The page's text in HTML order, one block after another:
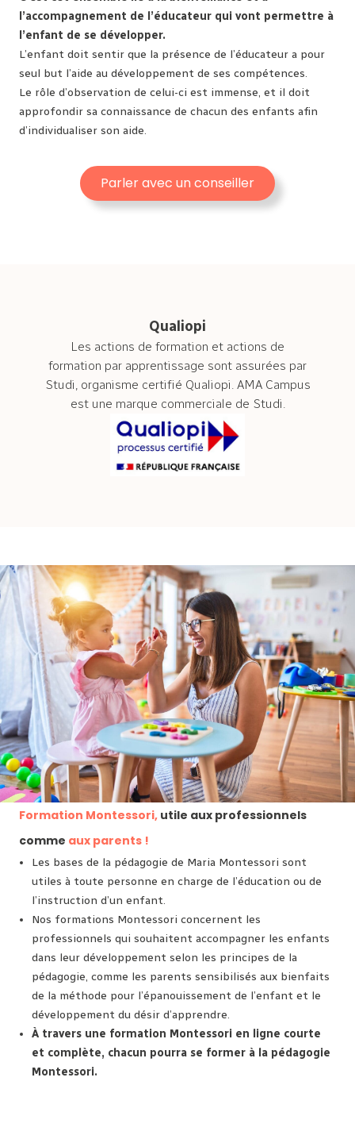
l’accompagnement de l’éducateur qui vont permettre à
l’enfant de se développer.
L’enfant doit sentir que la présence de l’éducateur a pour
seul but l’aide au développement de ses compétences.
Le rôle d’observation de celui-ci est immense, et il doit
approfondir sa connaissance de chacun des enfants afin
d’individualiser son aide.
Parler avec un conseiller
Qualiopi
Les actions de formation et actions de
formation par apprentissage sont assurées par
Studi, organisme certifié Qualiopi. AMA Campus
est une marque commerciale de Studi.
Formation Montessori, utile aux professionnels
comme aux parents !
Les bases de la pédagogie de Maria Montessori sont
utiles à toute personne en charge de l’éducation ou de
l’instruction d’un enfant.
Nos formations Montessori concernent les
professionnels qui souhaitent accompagner les enfants
dans leur développement selon les principes de la
pédagogie, comme les parents sensibilisés aux bienfaits
de la méthode pour l’épanouissement de l’enfant et le
développement du désir d’apprendre.
À travers une formation Montessori en ligne courte
et complète, chacun pourra se former à la pédagogie
Montessori.